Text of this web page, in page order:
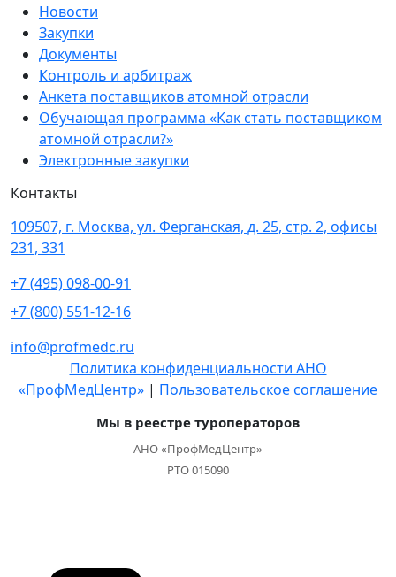
Новости
Закупки
Документы
Контроль и арбитраж
Анкета поставщиков атомной отрасли
Обучающая программа «Как стать поставщиком
атомной отрасли?»
Электронные закупки
Контакты
109507, г. Москва, ул. Ферганская, д. 25, стр. 2, офисы
231, 331
+7 (495) 098-00-91
+7 (800) 551-12-16
info@profmedc.ru
Политика конфиденциальности АНО
«ПрофМедЦентр» | Пользовательское соглашение
Мы в реестре туроператоров
АНО «ПрофМедЦентр»
РТО 015090